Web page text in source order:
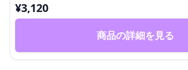
¥3,120
商品の詳細を見る